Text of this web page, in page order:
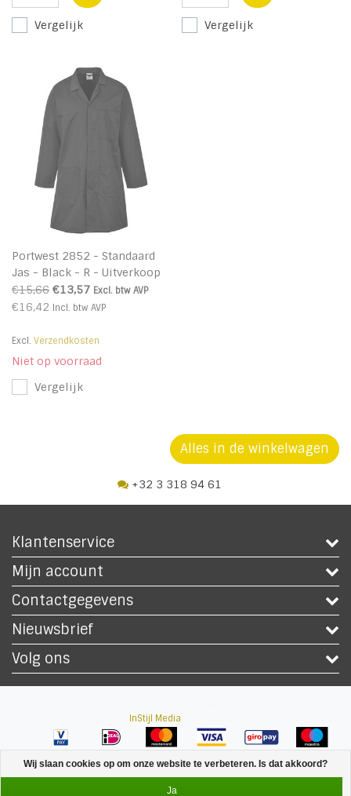
Vergelijk Vergelijk
Portwest 2852 - Standaard
Jas - Black - R - Uitverkoop
€15,66 €13,57 Excl. btw AVP
€16,42 Incl. btw AVP
Excl. Verzendkosten
Niet op voorraad
Vergelijk
Alles in de winkelwagen
+32 3 318 94 61
Klantenservice
Mijn account
Contactgegevens
Nieuwsbrief
Volg ons
InStijl Media
Wij slaan cookies op om onze website te verbeteren. Is dat akkoord?
Ja